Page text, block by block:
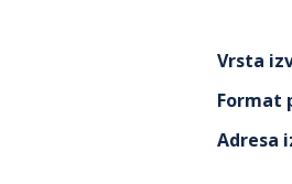
Vrsta
Format
Adresa